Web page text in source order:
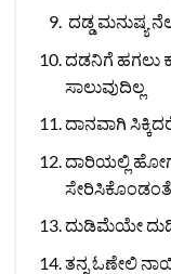
ದಡ್ಡ ಮನುಷ್ಯ
ದಡನಿಗೆ ಹಗಲು
ಸಾಲುವುದಿಲ್ಲ
ದಾನವಾಗಿ
ದಾರಿಯಲ್ಲಿ
ಸೇರಿಸಿಕೊಂಡಂತೆ
ದುಡಿಮೆಯೇ
ತನ್ನ ಓಣೇಲಿ